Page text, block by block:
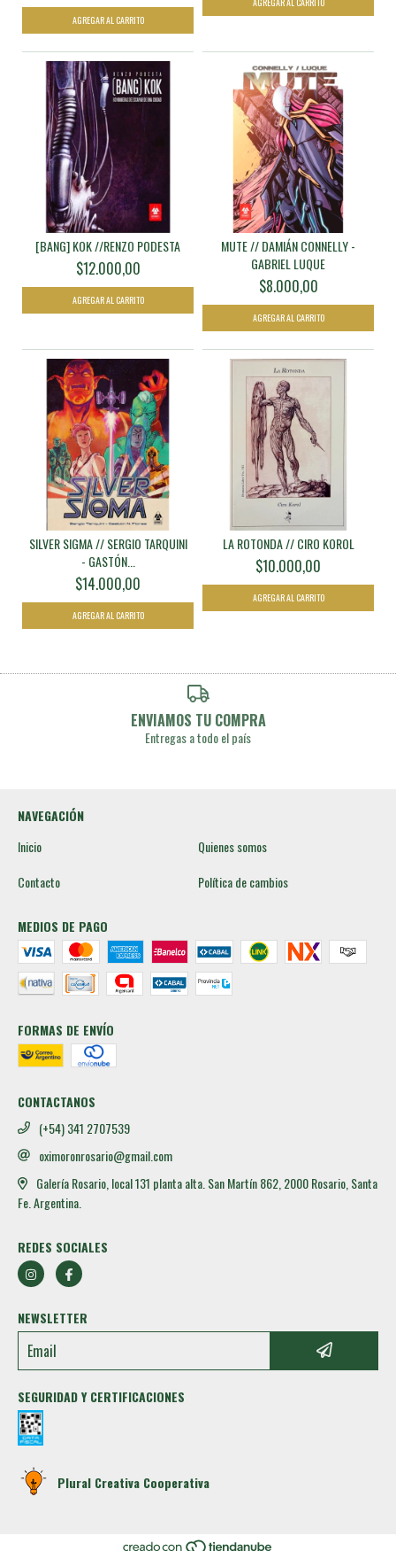
[BANG] KOK //RENZO PODESTA
$12.000,00
MUTE // DAMIÁN CONNELLY -
GABRIEL LUQUE
$8.000,00
SILVER SIGMA // SERGIO TARQUINI
- GASTÓN...
$14.000,00
LA ROTONDA // CIRO KOROL
$10.000,00
ENVIAMOS TU COMPRA
Entregas a todo el país
NAVEGACIÓN
Inicio
Quienes somos
Contacto
Política de cambios
MEDIOS DE PAGO
FORMAS DE ENVÍO
CONTACTANOS
(+54) 341 2707539
oximoronrosario@gmail.com
Galería Rosario, local 131 planta alta. San Martín 862, 2000 Rosario, Santa
Fe. Argentina.
REDES SOCIALES
NEWSLETTER
SEGURIDAD Y CERTIFICACIONES
Plural Creativa Cooperativa